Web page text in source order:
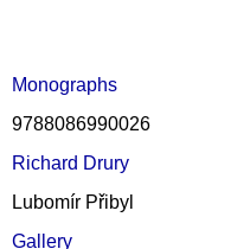
Monographs
9788086990026
Richard Drury
Lubomír Přibyl
Gallery